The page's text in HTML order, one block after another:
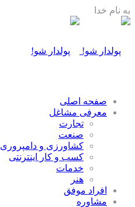
به نام خدا
صفحه اصلی
معرفی مشاغل
تجارت
صنعت
كشاورزی و دامپروری
كسب و كار اينترنتی
خدمات
هنر
افراد موفق
مشاوره